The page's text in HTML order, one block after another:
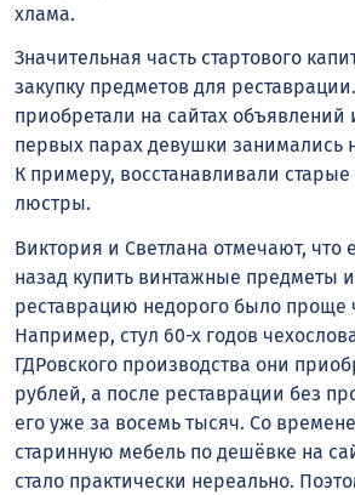
хлама.
Значительная часть стартового
закупку предметов для
приобретали на сайтах объявлений
первых парах девушки занимались
К примеру, восстанавливали старые
люстры.
Виктория и Светлана отмечают, что
назад купить винтажные предметы
реставрацию недорого было проще
Например, стул 60-х годов
ГДРовского производства они
рублей, а после реставрации без
его уже за восемь тысяч. Со
старинную мебель по дешёвке на
стало практически нереально.